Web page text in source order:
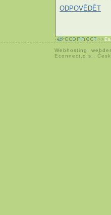
ODPOVĚDĚT
Webhosting
Econnect,o.s.;